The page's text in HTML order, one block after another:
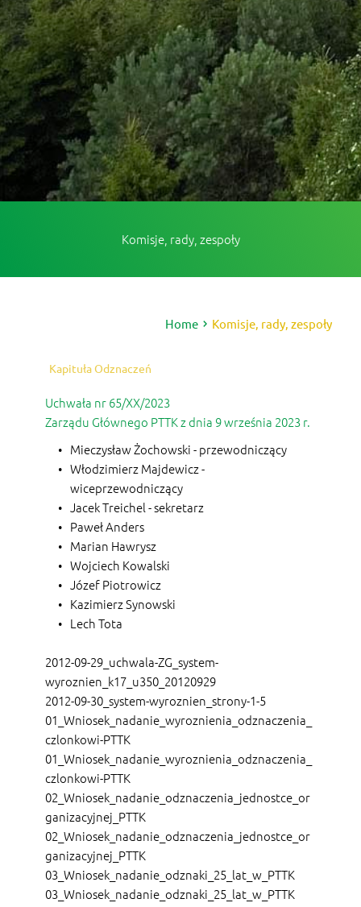
Komisje, rady, zespoły
Home Komisje, rady, zespoły
Kapituła Odznaczeń
Uchwała nr 65/XX/2023
Zarządu Głównego PTTK z dnia 9 września 2023 r.
Mieczysław Żochowski - przewodniczący
Włodzimierz Majdewicz -
wiceprzewodniczący
Jacek Treichel - sekretarz
Paweł Anders
Marian Hawrysz
Wojciech Kowalski
Józef Piotrowicz
Kazimierz Synowski
Lech Tota
2012-09-29_uchwala-ZG_system-
wyroznien_k17_u350_20120929
2012-09-30_system-wyroznien_strony-1-5
01_Wniosek_nadanie_wyroznienia_odznaczenia_
czlonkowi-PTTK
01_Wniosek_nadanie_wyroznienia_odznaczenia_
czlonkowi-PTTK
02_Wniosek_nadanie_odznaczenia_jednostce_or
ganizacyjnej_PTTK
02_Wniosek_nadanie_odznaczenia_jednostce_or
ganizacyjnej_PTTK
03_Wniosek_nadanie_odznaki_25_lat_w_PTTK
03_Wniosek_nadanie_odznaki_25_lat_w_PTTK